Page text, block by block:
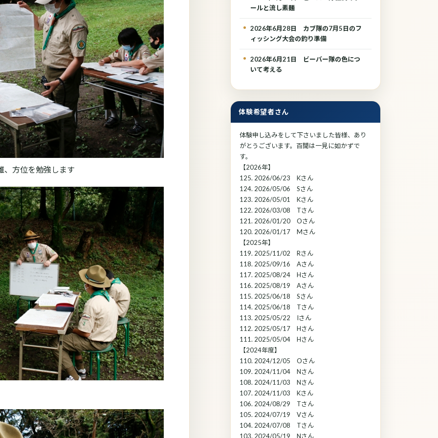
、方位を勉強します
ールと流し素麺
2026年6月28日 カブ隊の7月5日のフ
ィッシング大会の釣り準備
2026年6月21日 ビーバー隊の色につ
いて考える
体験希望者さん
体験申し込みをして下さいました皆様、あり
がとうございます。百閒は一見に如かずで
す。
【2026年】
125. 2026/06/23 Kさん
124. 2026/05/06 Sさん
123. 2026/05/01 Kさん
122. 2026/03/08 Tさん
121. 2026/01/20 Oさん
120. 2026/01/17 Mさん
【2025年】
119. 2025/11/02 Rさん
118. 2025/09/16 Aさん
117. 2025/08/24 Hさん
116. 2025/08/19 Aさん
115. 2025/06/18 Sさん
114. 2025/06/18 Tさん
113. 2025/05/22 Iさん
112. 2025/05/17 Hさん
111. 2025/05/04 Hさん
【2024年度】
110. 2024/12/05 Oさん
109. 2024/11/04 Nさん
108. 2024/11/03 Nさん
107. 2024/11/03 Kさん
106. 2024/08/29 Tさん
105. 2024/07/19 Vさん
104. 2024/07/08 Tさん
103. 2024/05/19 Nさん